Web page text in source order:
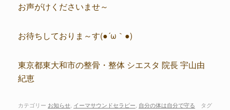
お声がけくださいませ～
お待ちしておりま～す(●´ω｀●)
東京都東大和市の整骨・整体 シエスタ 院長 宇山由
紀恵
カテゴリー お知らせ, イーマサウンドセラピー, 自分の体は自分で守る タグ